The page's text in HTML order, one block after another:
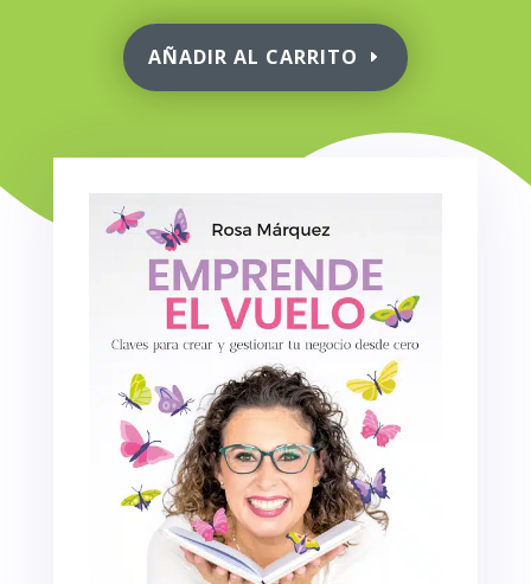
AÑADIR AL CARRITO